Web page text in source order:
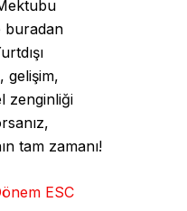
buradan
gelişim,
zenginliği
tam zamanı!
ESC